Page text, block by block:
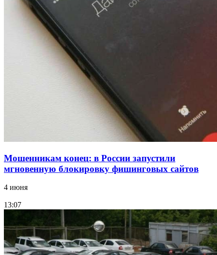
рейтинга: ВолгГТУ и ВолгГМУ вошли в топ‑15
для химической отрасли и фармацевтики
В Красноармейском районе Волгограда стартует
конкурс на ремонт моста через Волго‑Донской
судоходный канал
Мошенникам конец: в России запустили
мгновенную блокировку фишинговых сайтов
4 июня
13:07